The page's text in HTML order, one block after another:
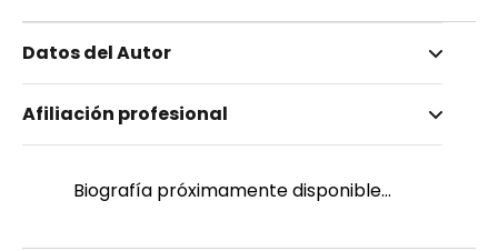
Datos del Autor
Domínguez, José Luis
Masculino
Afiliación profesional
Biografía próximamente disponible...